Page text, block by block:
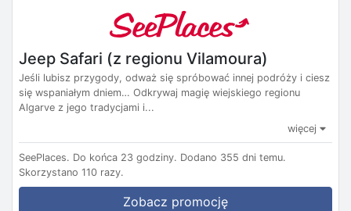
Jeep Safari (z regionu Vilamoura)
Jeśli lubisz przygody, odważ się spróbować innej podróży i ciesz
się wspaniałym dniem… Odkrywaj magię wiejskiego regionu
Algarve z jego tradycjami i...
więcej
SeePlaces. Do końca 23 godziny. Dodano 355 dni temu.
Skorzystano 110 razy.
Zobacz promocję